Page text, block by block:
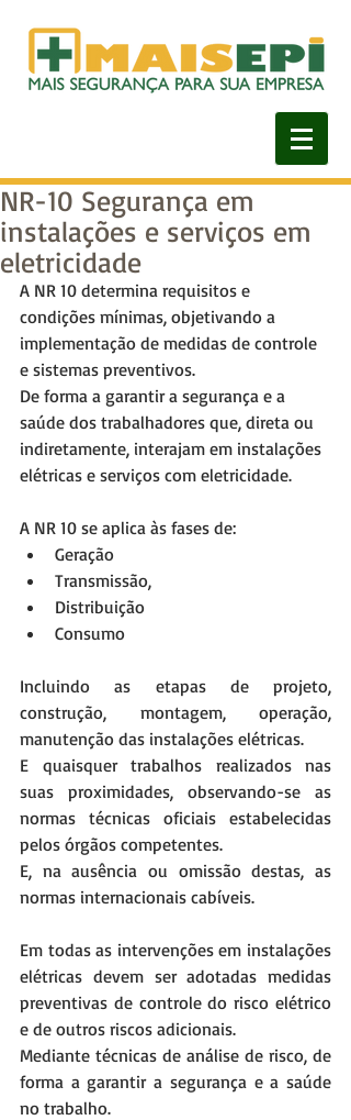
NR-10 Segurança em
instalações e serviços em
eletricidade
A NR 10 determina requisitos e
condições mínimas, objetivando a
implementação de medidas de controle
e sistemas preventivos.
De forma a garantir a segurança e a
saúde dos trabalhadores que, direta ou
indiretamente, interajam em instalações
elétricas e serviços com eletricidade.
A NR 10 se aplica às fases de:
Geração
Transmissão,
Distribuição
Consumo
Incluindo as etapas de projeto,
construção, montagem, operação,
manutenção das instalações elétricas.
E quaisquer trabalhos realizados nas
suas proximidades, observando-se as
normas técnicas oficiais estabelecidas
pelos órgãos competentes.
E, na ausência ou omissão destas, as
normas internacionais cabíveis.
Em todas as intervenções em instalações
elétricas devem ser adotadas medidas
preventivas de controle do risco elétrico
e de outros riscos adicionais.
Mediante técnicas de análise de risco, de
forma a garantir a segurança e a saúde
no trabalho.